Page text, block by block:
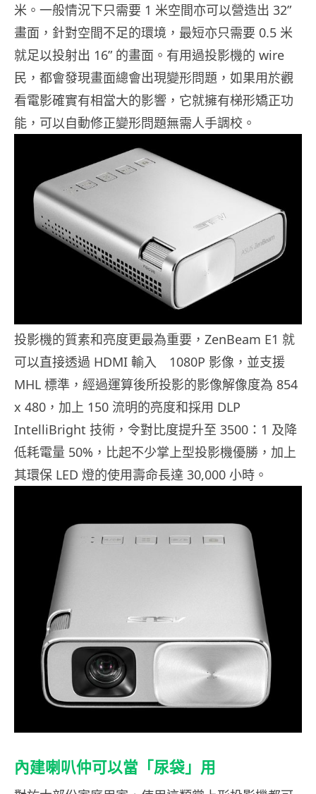
米。一般情況下只需要 1 米空間亦可以營造出 32”
畫面，針對空間不足的環境，最短亦只需要 0.5 米
就足以投射出 16” 的畫面。有用過投影機的 wire
民，都會發現畫面總會出現變形問題，如果用於觀
看電影確實有相當大的影響，它就擁有梯形矯正功
能，可以自動修正變形問題無需人手調校。
投影機的質素和亮度更最為重要，ZenBeam E1 就
可以直接透過 HDMI 輸入 1080P 影像，並支援
MHL 標準，經過運算後所投影的影像解像度為 854
x 480，加上 150 流明的亮度和採用 DLP
IntelliBright 技術，令對比度提升至 3500：1 及降
低耗電量 50%，比起不少掌上型投影機優勝，加上
其環保 LED 燈的使用壽命長達 30,000 小時。
內建喇叭仲可以當「尿袋」用